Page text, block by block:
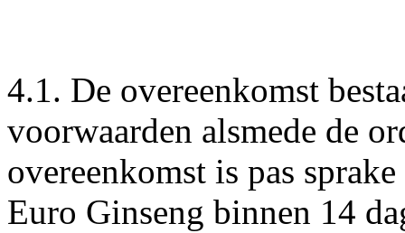
4.1. De overeenkomst
voorwaarden alsmede de
overeenkomst is pas
Euro Ginseng binnen 14